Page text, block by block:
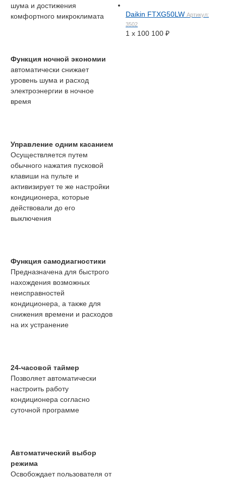
шума и достижения
комфортного микроклимата
Функция ночной экономии
автоматически снижает
уровень шума и расход
электроэнергии в ночное
время
Управление одним касанием
Осуществляется путем
обычного нажатия пусковой
клавиши на пульте и
активизирует те же настройки
кондиционера, которые
действовали до его
выключения
Функция самодиагностики
Предназначена для быстрого
нахождения возможных
неисправностей
кондиционера, а также для
снижения времени и расходов
на их устранение
24-часовой таймер
Позволяет автоматически
настроить работу
кондиционера согласно
суточной программе
Автоматический выбор
режима
Освобождает пользователя от
Daikin FTXG50LW Артикул:
3502
1 x 100 100 ₽